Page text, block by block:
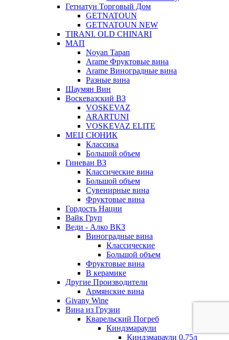
Гетнатун Торговый Дом
GETNATOUN
GETNATOUN NEW
TIRANI. OLD CHINARI
МАП
Noyan Tapan
Arame Фруктовые вина
Arame Виноградные вина
Разные вина
Шаумян Вин
Воскевазский ВЗ
VOSKEVAZ
ARARTUNI
VOSKEVAZ ELITE
МЕЦ СЮНИК
Классика
Большой объем
Гиневан ВЗ
Классические вина
Большой объем
Сувенирные вина
Фруктовые вина
Гордость Нации
Вайк Груп
Веди - Алко ВКЗ
Виноградные вина
Классические
Большой объем
Фруктовые вина
В керамике
Другие Производители
Армянские вина
Givany Wine
Вина из Грузии
Кварельский Погреб
Киндзмараули
Киндзмараули 0,75л